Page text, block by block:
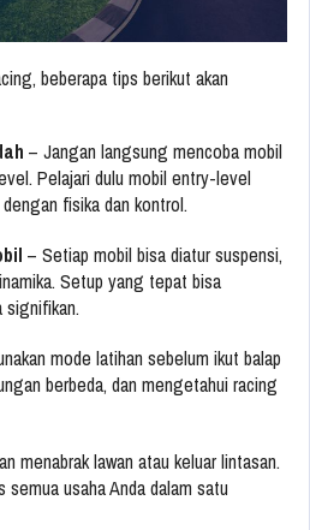
beberapa tips berikut akan
– Jangan langsung mencoba mobil
Pelajari dulu mobil entry-level
fisika dan kontrol.
– Setiap mobil bisa diatur suspensi,
Setup yang tepat bisa
signifikan.
mode latihan sebelum ikut balap
berbeda, dan mengetahui racing
menabrak lawan atau keluar lintasan.
usaha Anda dalam satu